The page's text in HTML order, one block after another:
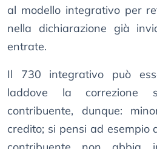
al modello integrativo per
nella dichiarazione già
entrate.
Il 730 integrativo può
laddove la
contribuente, dunque:
credito; si pensi ad esempio